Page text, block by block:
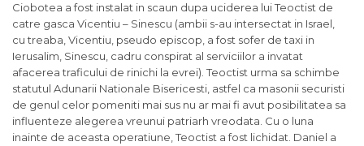
Ciobotea a fost instalat in scaun dupa uciderea lui Teoctist de
catre gasca Vicentiu – Sinescu (ambii s-au intersectat in Israel,
cu treaba, Vicentiu, pseudo episcop, a fost sofer de taxi in
Ierusalim, Sinescu, cadru conspirat al serviciilor a invatat
afacerea traficului de rinichi la evrei). Teoctist urma sa schimbe
statutul Adunarii Nationale Bisericesti, astfel ca masonii securisti
de genul celor pomeniti mai sus nu ar mai fi avut posibilitatea sa
influenteze alegerea vreunui patriarh vreodata. Cu o luna
inainte de aceasta operatiune, Teoctist a fost lichidat. Daniel a